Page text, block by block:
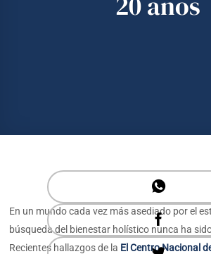
En un mundo cada vez más asediado por el
búsqueda del bienestar holístico nunca ha
Recientes hallazgos de la El Centro Nacional